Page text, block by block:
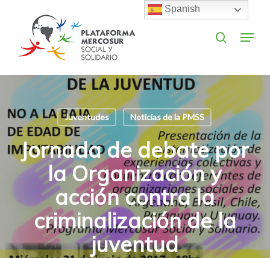
content
Menu
Juventudes Noticias de la PMSS
Jornada de debate por
la Organización y
acción contra la
criminalización de la
juventud
Close
Spanish